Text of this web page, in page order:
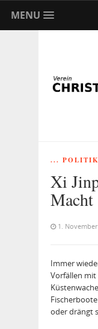
MENU
... POLITIK
Xi
Macht
1.
Immer
Vorfällen mit
oder drängt